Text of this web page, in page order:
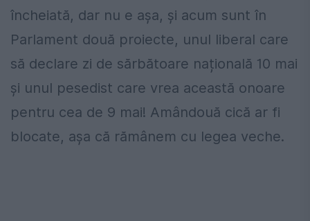
încheiată, dar nu e așa, și acum sunt în
Parlament două proiecte, unul liberal care
să declare zi de sărbătoare națională 10 mai
și unul pesedist care vrea această onoare
pentru cea de 9 mai! Amândouă cică ar fi
blocate, așa că rămânem cu legea veche.